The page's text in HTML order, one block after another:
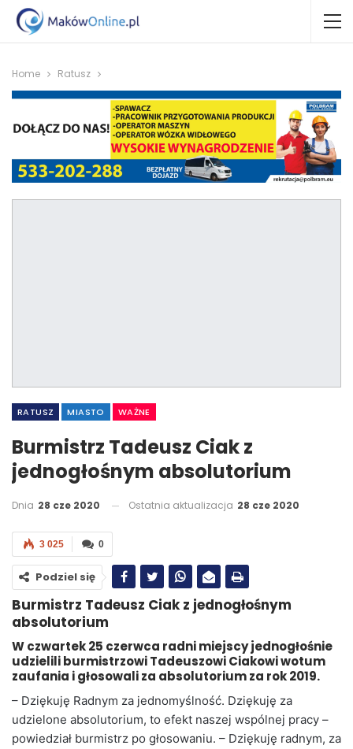
Home Ratusz
RATUSZ MIASTO WAŻNE
Burmistrz Tadeusz Ciak z
jednogłośnym absolutorium
Dnia 28 cze 2020 Ostatnia aktualizacja 28 cze 2020
0
3 025
Podziel się
Burmistrz Tadeusz Ciak z jednogłośnym
absolutorium
W czwartek 25 czerwca radni miejscy jednogłośnie
udzielili burmistrzowi Tadeuszowi Ciakowi wotum
zaufania i głosowali za absolutorium za rok 2019.
– Dziękuję Radnym za jednomyślność. Dziękuję za
udzielone absolutorium, to efekt naszej wspólnej pracy –
powiedział burmistrz po głosowaniu. – Dziękuję radnym, za